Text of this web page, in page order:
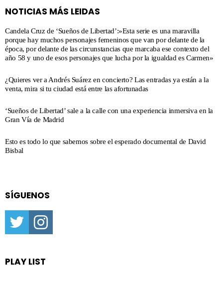
NOTICIAS MÁS LEIDAS
Candela Cruz de ‘Sueños de Libertad’:»Esta serie es una maravilla
porque hay muchos personajes femeninos que van por delante de la
época, por delante de las circunstancias que marcaba ese contexto del
año 58 y uno de esos personajes que lucha por la igualdad es Carmen»
¿Quieres ver a Andrés Suárez en concierto? Las entradas ya están a la
venta, mira si tu ciudad está entre las afortunadas
‘Sueños de Libertad’ sale a la calle con una experiencia inmersiva en la
Gran Vía de Madrid
Esto es todo lo que sabemos sobre el esperado documental de David
Bisbal
SÍGUENOS
twitter instagram
PLAY LIST